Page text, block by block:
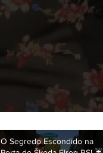
O Segredo Escondido na